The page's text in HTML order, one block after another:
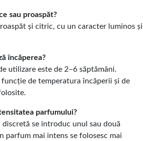
sau proaspăt?
și citric, cu un caracter luminos și
încăperea?
utilizare este de 2–6 săptămâni.
de temperatura încăperii și de
parfumului?
se introduc unul sau două
parfum mai intens se folosesc mai